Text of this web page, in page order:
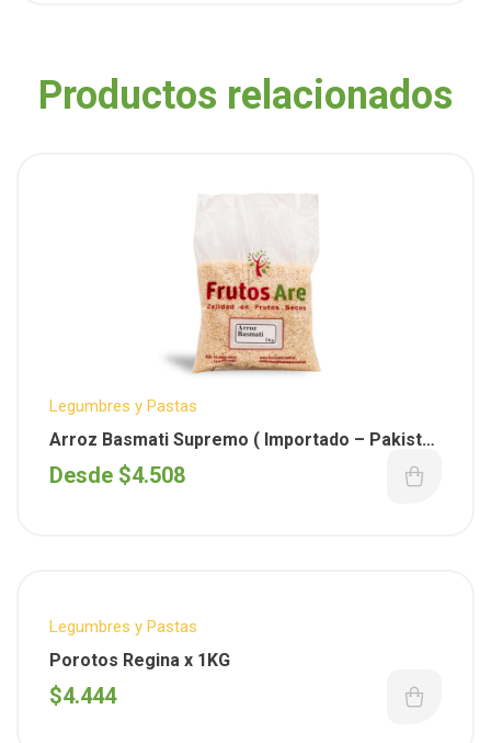
Productos relacionados
Legumbres y Pastas
Arroz Basmati Supremo ( Importado – Pakistan
)
Desde $4.508
Legumbres y Pastas
Porotos Regina x 1KG
$4.444